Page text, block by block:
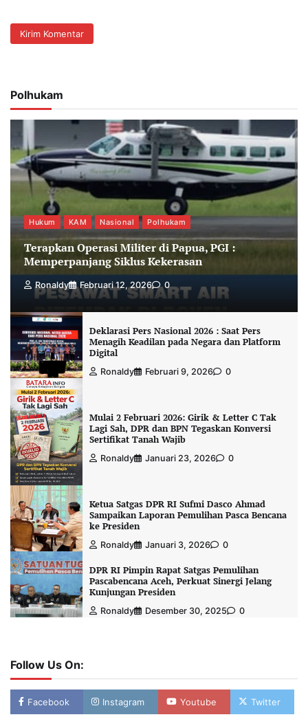
Polhukam
Hukum KAM Nasional Polhukam
Terapkan Operasi Militer di Papua, PGI :
Memperpanjang Siklus Kekerasan
Ronaldy Februari 12, 2026 0
Deklarasi Pers Nasional 2026 : Saat Pers
Menagih Keadilan pada Negara dan Platform
Digital
Ronaldy Februari 9, 2026 0
Mulai 2 Februari 2026: Girik & Letter C Tak
Lagi Sah, DPR dan BPN Tegaskan Konversi
Sertifikat Tanah Wajib
Ronaldy Januari 23, 2026 0
Ketua Satgas DPR RI Sufmi Dasco Ahmad
Sampaikan Laporan Pemulihan Pasca Bencana
ke Presiden
Ronaldy Januari 3, 2026 0
DPR RI Pimpin Rapat Satgas Pemulihan
Pascabencana Aceh, Perkuat Sinergi Jelang
Kunjungan Presiden
Ronaldy Desember 30, 2025 0
Follow Us On:
Facebook Instagram Youtube Twitter